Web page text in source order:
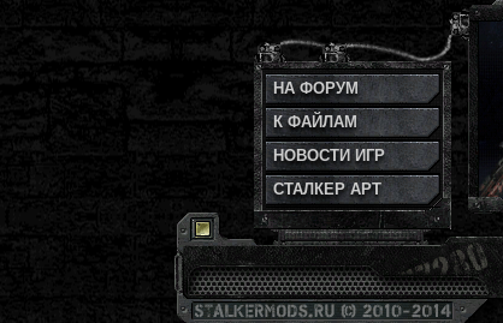
НА ФОРУМ
К ФАЙЛАМ
НОВОСТИ ИГР
СТАЛКЕР АРТ